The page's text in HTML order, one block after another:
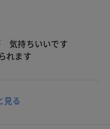
気持ちいいです
れます
見る